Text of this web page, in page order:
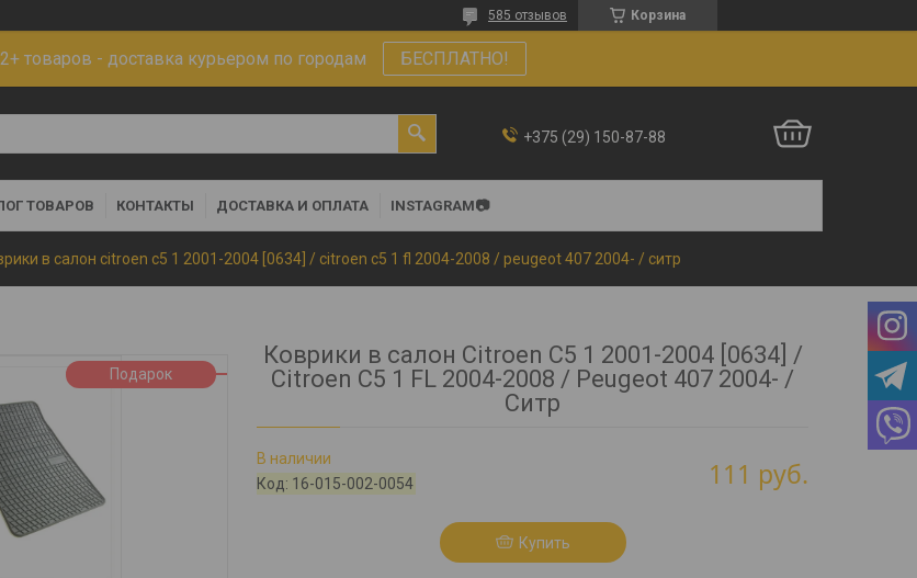
Корзина
585 отзывов
товаров - доставка курьером по городам БЕСПЛАТНО!
+375 (29) 150-87-88
ТОВАРОВ КОНТАКТЫ ДОСТАВКА И ОПЛАТА INSTAGRAM📷
в салон citroen c5 1 2001-2004 [0634] / citroen c5 1 fl 2004-2008 / peugeot 407 2004- / ситр
Подарок
Коврики в салон Citroen C5 1 2001-2004 [0634] /
Citroen C5 1 FL 2004-2008 / Peugeot 407 2004- /
Ситр
В наличии
Код: 16-015-002-0054 111 руб.
Купить